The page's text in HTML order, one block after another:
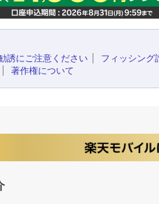
誘にご注意ください
フィッシング
著作権について